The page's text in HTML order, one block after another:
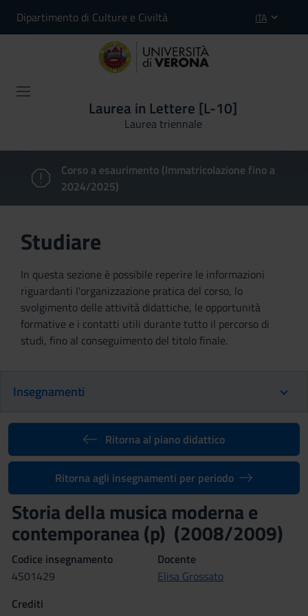
Dipartimento di Culture e Civiltà ITA
Laurea in Lettere [L-10]
Laurea triennale
Corso a esaurimento (Immatricolazione fino a
2024/2025)
Studiare
In questa sezione è possibile reperire le informazioni
riguardanti l'organizzazione pratica del corso, lo
svolgimento delle attività didattiche, le opportunità
formative e i contatti utili durante tutto il percorso di
studi, fino al conseguimento del titolo finale.
Insegnamenti
Ritorna al piano didattico
Ritorna agli insegnamenti per periodo
Storia della musica moderna e
contemporanea (p) (2008/2009)
Codice insegnamento
4S01429
Docente
Elisa Grossato
Crediti